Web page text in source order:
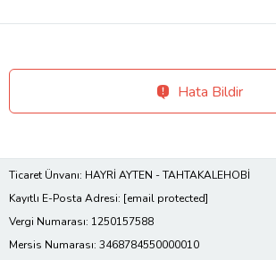
Hata Bildir
Ticaret Ünvanı: HAYRİ AYTEN - TAHTAKALEHOBİ
Kayıtlı E-Posta Adresi: [email protected]
Vergi Numarası: 1250157588
Mersis Numarası: 3468784550000010